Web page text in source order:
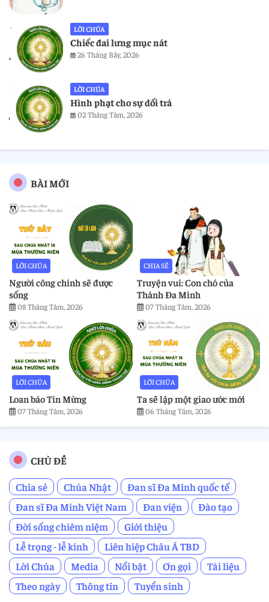
LỜI CHÚA
Chiếc đai lưng mục nát
26 Tháng Bảy, 2026
LỜI CHÚA
Hình phạt cho sự dối trá
02 Tháng Tám, 2026
BÀI MỚI
LỜI CHÚA
Người công chính sẽ được
sống
08 Tháng Tám, 2026
CHIA SẺ
Truyện vui: Con chó của
Thánh Đa Minh
07 Tháng Tám, 2026
LỜI CHÚA
Loan báo Tin Mừng
07 Tháng Tám, 2026
LỜI CHÚA
Ta sẽ lập một giao ước mới
06 Tháng Tám, 2026
CHỦ ĐỀ
Chia sẻ
Chúa Nhật
Đan sĩ Đa Minh quốc tế
Đan sĩ Đa Minh Việt Nam
Đan viện
Đào tạo
Đời sống chiêm niệm
Giới thiệu
Lễ trọng - lễ kính
Liên hiệp Châu Á TBD
Lời Chúa
Media Nổi bật Ơn gọi
Tài liệu
Theo ngày
Thông tin Tuyển sinh